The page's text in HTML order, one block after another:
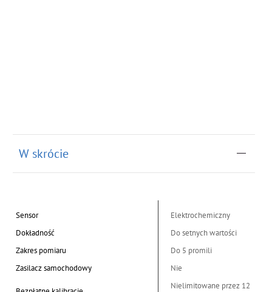
W skrócie
Sensor
Elektrochemiczny
Dokładność
Do setnych wartości
Zakres pomiaru
Do 5 promili
Zasilacz samochodowy
Nie
Nielimitowane przez 12